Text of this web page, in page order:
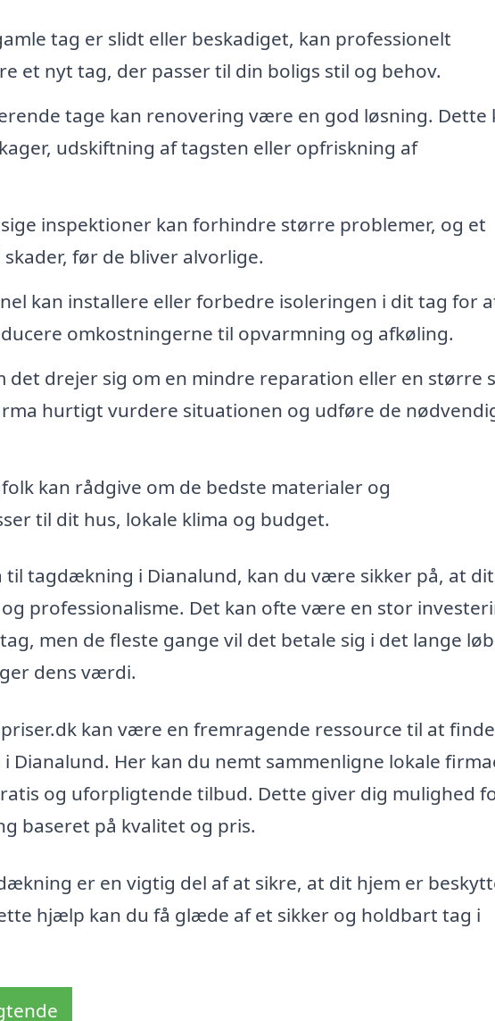
tag er slidt eller beskadiget, kan professionelt
et nyt tag, der passer til din boligs stil og behov.
tage kan renovering være en god løsning. Dette
udskiftning af tagsten eller opfriskning af
inspektioner kan forhindre større problemer, og et
før de bliver alvorlige.
kan installere eller forbedre isoleringen i dit tag for
omkostningerne til opvarmning og afkøling.
det drejer sig om en mindre reparation eller en større
hurtigt vurdere situationen og udføre de
kan rådgive om de bedste materialer og
til dit hus, lokale klima og budget.
tagdækning i Dianalund, kan du være sikker på, at
professionalisme. Det kan ofte være en stor
men de fleste gange vil det betale sig i det lange
dens værdi.
kan være en fremragende ressource til at
Her kan du nemt sammenligne lokale
og uforpligtende tilbud. Dette giver dig mulighed
baseret på kvalitet og pris.
er en vigtig del af at sikre, at dit hjem er
hjælp kan du få glæde af et sikker og holdbart tag i